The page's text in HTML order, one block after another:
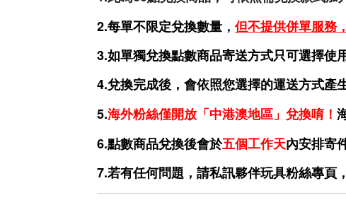
2.每單不限定兌換數量 ， 但不提供併單服務
3.如單獨兌換點數商品寄送方式只可選擇使
4.兌換完成後，會依照您選擇的運送方式產
5.海外粉絲僅開放「中港澳地區」兌換唷！
6.點數商品兌換後會於五個工作天內安排寄
7.若有任何問題，請私訊夥伴玩具粉絲專頁